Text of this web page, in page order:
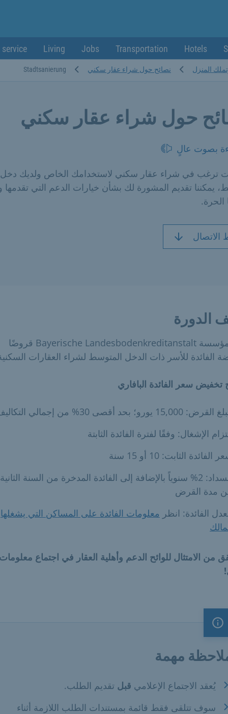
Hotels
Transportation
Jobs
Living
المنزل نصائح حول شراء عقار سكني Stadtsanierung
حول شراء عقار سكني
بصوت عالٍ
ترغب في شراء عقار سكني لاستخدامك الخاص ولديك دخل
يمكننا تقديم المشورة لك بشأن خيارات الدعم التي تقدمها
الحرة.
الاتصال
الدورة
توفر مؤسسة Bayerische Landesbodenkreditanstalt قروضًا
الفائدة للأسر ذات الدخل المتوسط لشراء العقارات
تخفيض سعر الفائدة البافاري
15,000 يورو؛ بحد أقصى 30% من إجمالي التكاليف
الإشغال: وفقًا لفترة الفائدة الثابتة
الفائدة الثابت: 10 أو 15 سنة
السداد: 2% سنوياً بالإضافة إلى الفائدة المدخرة من السنة الثانية
مدة القرض
الفائدة: انظر معلومات الفائدة على المساكن التي يشغلها
من الامتثال للوائح الدعم وأهلية العقار في اجتماع
ملاحظة مهمة
مهمة
يُعقد الاجتماع الإعلامي قبل تقديم الطلب.
سوف تتلقى فقط قائمة بمستندات الطلب اللازمة أثناء